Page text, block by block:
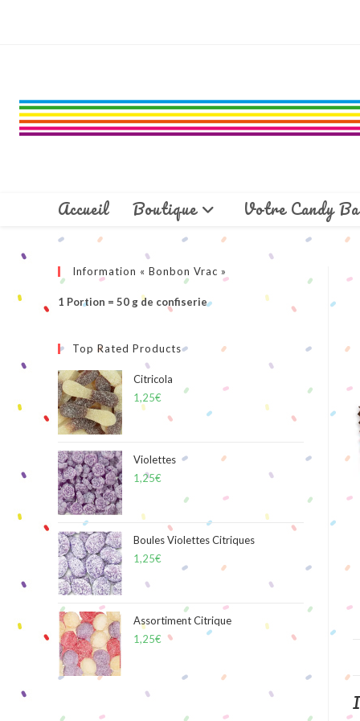
Accueil Boutique Votre Candy
Information « Bonbon Vrac »
1 Portion = 50 g de confiserie
Top Rated Products
Citricola
1,25€
Violettes
1,25€
Boules Violettes Citriques
1,25€
Assortiment Citrique
1,25€